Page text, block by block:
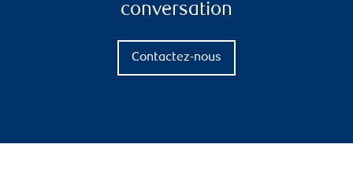
conversation
Contactez-nous